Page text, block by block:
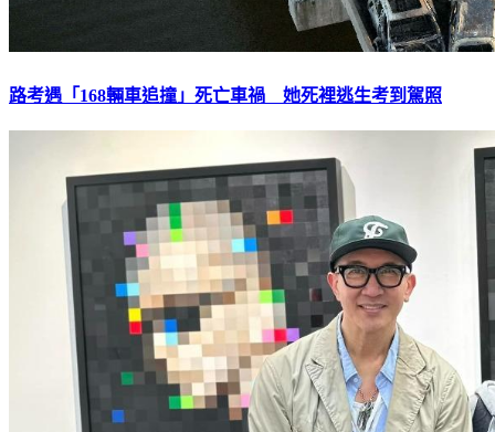
路考遇「168輛車追撞」死亡車禍 她死裡逃生考到駕照